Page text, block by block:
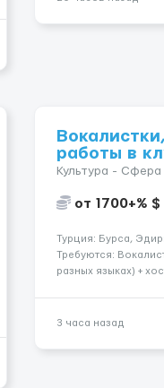
работы в
Культура - Сфера
от 1700+% $
Турция: Бурса,
Требуются:
разных языках) +
трех месяцев. Мед.
3 часа назад